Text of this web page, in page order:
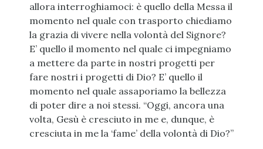
allora interroghiamoci: è quello della Messa il
momento nel quale con trasporto chiediamo
la grazia di vivere nella volontà del Signore?
E’ quello il momento nel quale ci impegniamo
a mettere da parte in nostri progetti per
fare nostri i progetti di Dio? E’ quello il
momento nel quale assaporiamo la bellezza
di poter dire a noi stessi. “Oggi, ancora una
volta, Gesù è cresciuto in me e, dunque, è
cresciuta in me la ‘fame’ della volontà di Dio?”